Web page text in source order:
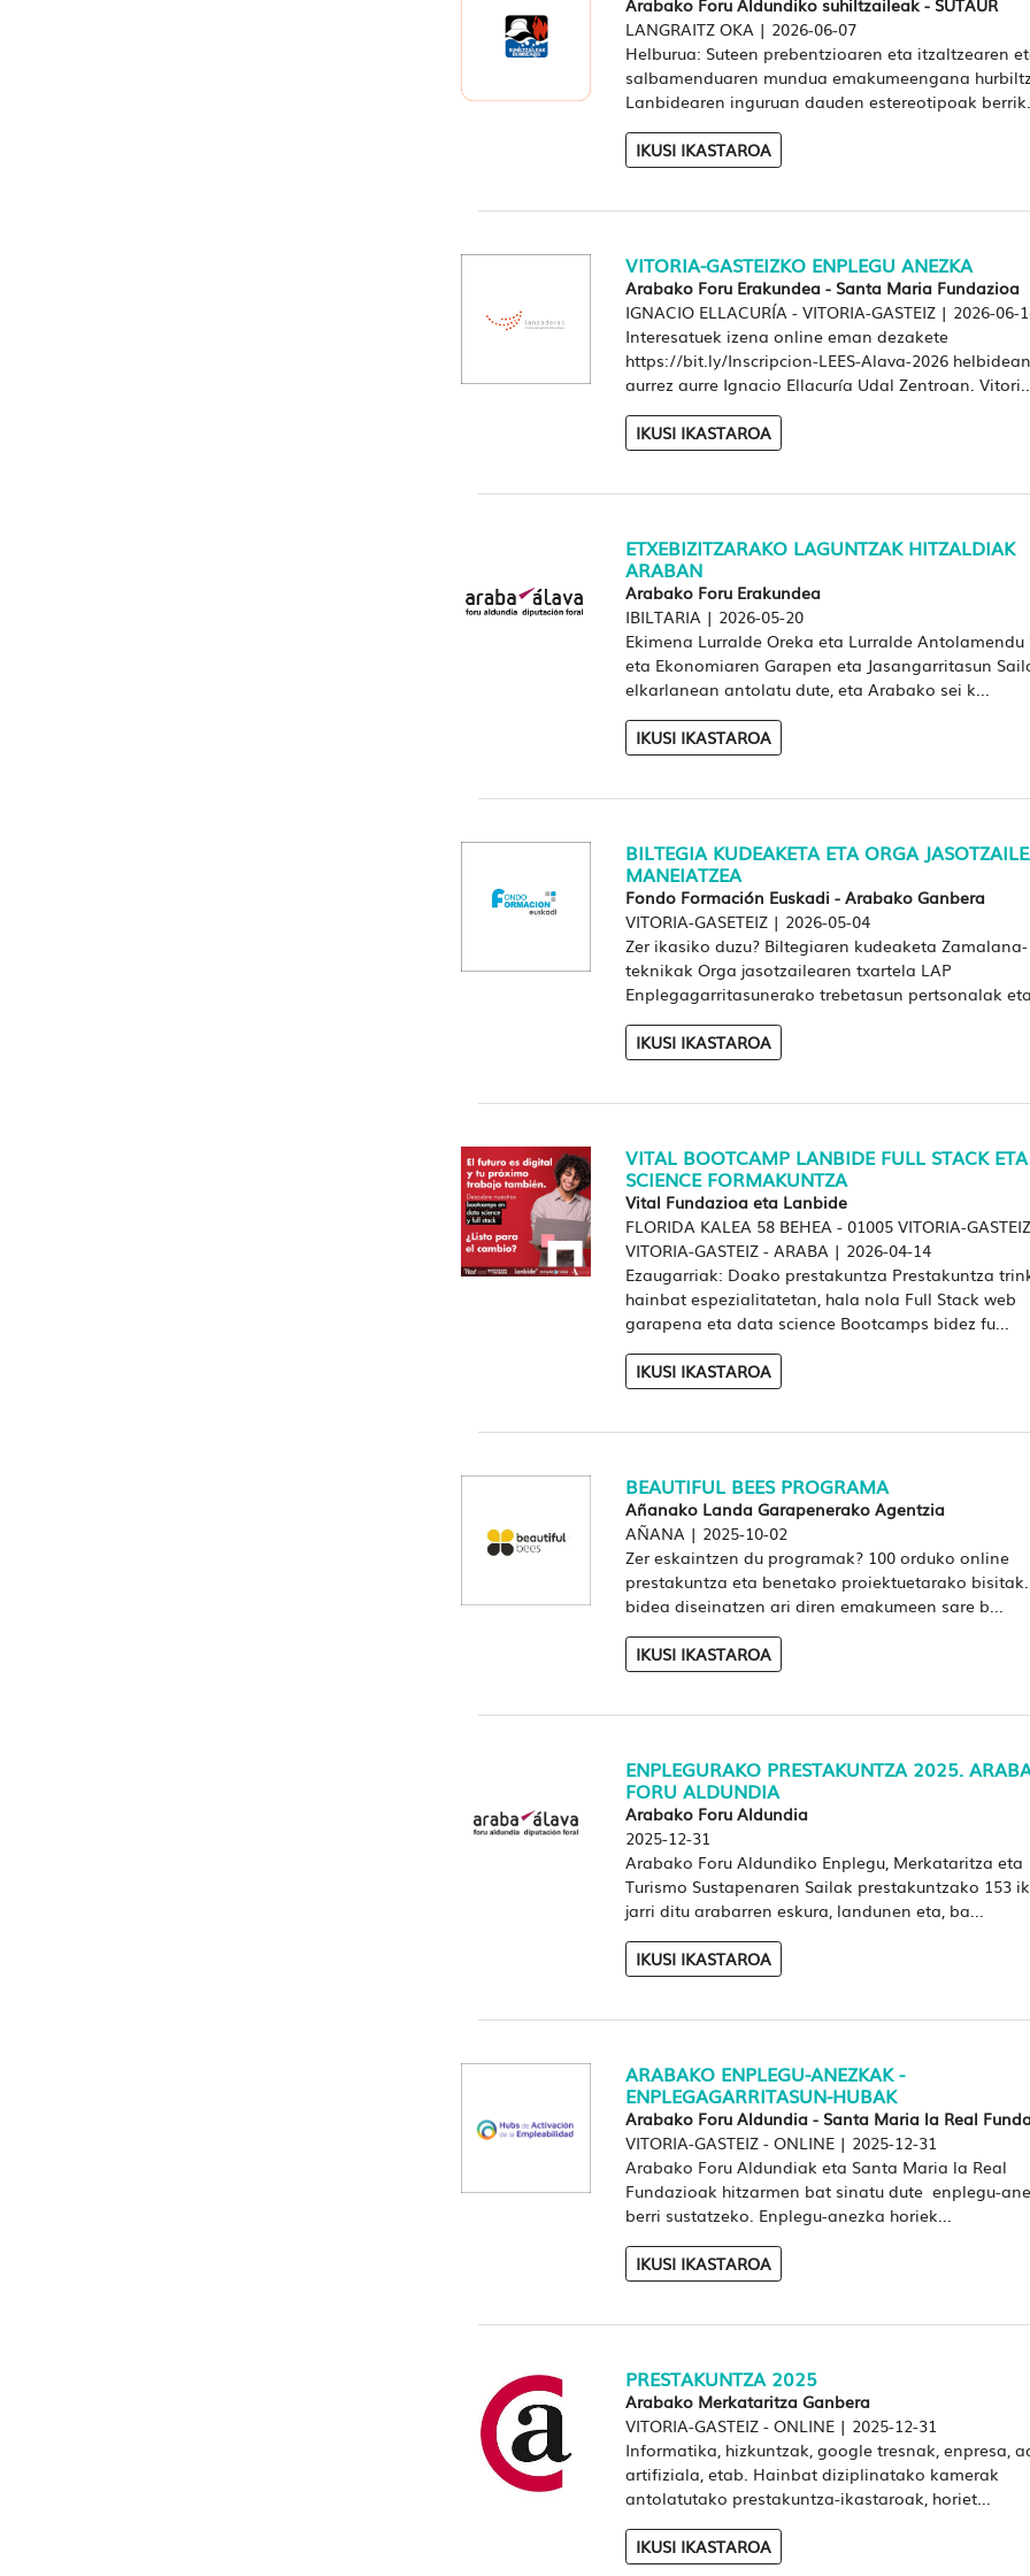
Arabako Foru Aldundiko suhiltzaileak - SUTAUR
LANGRAITZ OKA| 2026-06-07
Helburua: Suteen prebentzioaren eta itzaltzearen
salbamenduaren mundua emakumeengana
Lanbidearen inguruan dauden estereotipoak
IKUSI IKASTAROA
VITORIA-GASTEIZKO ENPLEGU ANEZKA
Arabako Foru Erakundea - Santa Maria Fundazioa
IGNACIO ELLACURÍA - VITORIA-GASTEIZ| 2026-06-
Interesatuek izena online eman dezakete
https://bit.ly/Inscripcion-LEES-Alava-2026
aurrez aurre Ignacio Ellacuría Udal Zentroan.
IKUSI IKASTAROA
ETXEBIZITZARAKO LAGUNTZAK HITZALDIAK
ARABAN
Arabako Foru Erakundea
IBILTARIA| 2026-05-20
Ekimena Lurralde Oreka eta Lurralde Antolamendu
eta Ekonomiaren Garapen eta Jasangarritasun
elkarlanean antolatu dute, eta Arabako sei k...
IKUSI IKASTAROA
BILTEGIA KUDEAKETA ETA ORGA
MANEIATZEA
Fondo Formación Euskadi - Arabako Ganbera
VITORIA-GASETEIZ| 2026-05-04
Zer ikasiko duzu? Biltegiaren kudeaketa Zamalana-
teknikak Orga jasotzailearen txartela LAP
Enplegagarritasunerako trebetasun pertsonalak
IKUSI IKASTAROA
VITAL BOOTCAMP LANBIDE FULL STACK
SCIENCE FORMAKUNTZA
Vital Fundazioa eta Lanbide
FLORIDA KALEA 58 BEHEA - 01005 VITORIA-
VITORIA-GASTEIZ - ARABA| 2026-04-14
Ezaugarriak: Doako prestakuntza Prestakuntza
hainbat espezialitatetan, hala nola Full Stack web
garapena eta data science Bootcamps bidez fu...
IKUSI IKASTAROA
BEAUTIFUL BEES PROGRAMA
Añanako Landa Garapenerako Agentzia
AÑANA| 2025-10-02
Zer eskaintzen du programak? 100 orduko online
prestakuntza eta benetako proiektuetarako
bidea diseinatzen ari diren emakumeen sare b...
IKUSI IKASTAROA
ENPLEGURAKO PRESTAKUNTZA 2025.
FORU ALDUNDIA
Arabako Foru Aldundia
2025-12-31
Arabako Foru Aldundiko Enplegu, Merkataritza eta
Turismo Sustapenaren Sailak prestakuntzako 153
jarri ditu arabarren eskura, landunen eta, ba...
IKUSI IKASTAROA
ARABAKO ENPLEGU-ANEZKAK -
ENPLEGAGARRITASUN-HUBAK
Arabako Foru Aldundia - Santa Maria la Real
VITORIA-GASTEIZ - ONLINE| 2025-12-31
Arabako Foru Aldundiak eta Santa Maria la Real
Fundazioak hitzarmen bat sinatu dute enplegu-
berri sustatzeko. Enplegu-anezka horiek...
IKUSI IKASTAROA
PRESTAKUNTZA 2025
Arabako Merkataritza Ganbera
VITORIA-GASTEIZ - ONLINE| 2025-12-31
Informatika, hizkuntzak, google tresnak, enpresa,
artifiziala, etab. Hainbat diziplinatako kamerak
antolatutako prestakuntza-ikastaroak, horiet...
IKUSI IKASTAROA